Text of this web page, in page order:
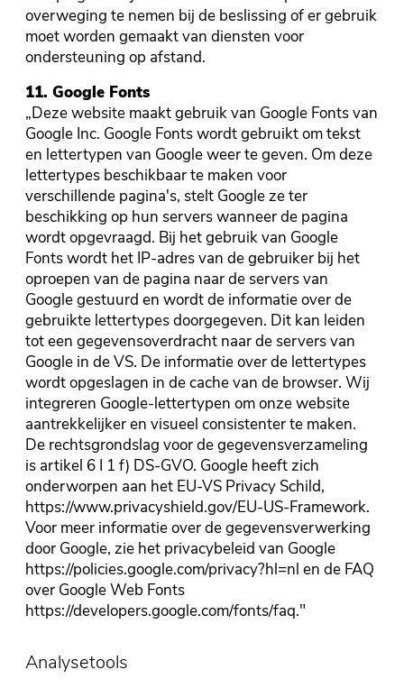
overweging te nemen bij de beslissing of er gebruik
moet worden gemaakt van diensten voor
ondersteuning op afstand.
11. Google Fonts
„Deze website maakt gebruik van Google Fonts van
Google Inc. Google Fonts wordt gebruikt om tekst
en lettertypen van Google weer te geven. Om deze
lettertypes beschikbaar te maken voor
verschillende pagina's, stelt Google ze ter
beschikking op hun servers wanneer de pagina
wordt opgevraagd. Bij het gebruik van Google
Fonts wordt het IP-adres van de gebruiker bij het
oproepen van de pagina naar de servers van
Google gestuurd en wordt de informatie over de
gebruikte lettertypes doorgegeven. Dit kan leiden
tot een gegevensoverdracht naar de servers van
Google in de VS. De informatie over de lettertypes
wordt opgeslagen in de cache van de browser. Wij
integreren Google-lettertypen om onze website
aantrekkelijker en visueel consistenter te maken.
De rechtsgrondslag voor de gegevensverzameling
is artikel 6 I 1 f) DS-GVO. Google heeft zich
onderworpen aan het EU-VS Privacy Schild,
https://www.privacyshield.gov/EU-US-Framework.
Voor meer informatie over de gegevensverwerking
door Google, zie het privacybeleid van Google
https://policies.google.com/privacy?hl=nl en de FAQ
over Google Web Fonts
https://developers.google.com/fonts/faq."
Analysetools